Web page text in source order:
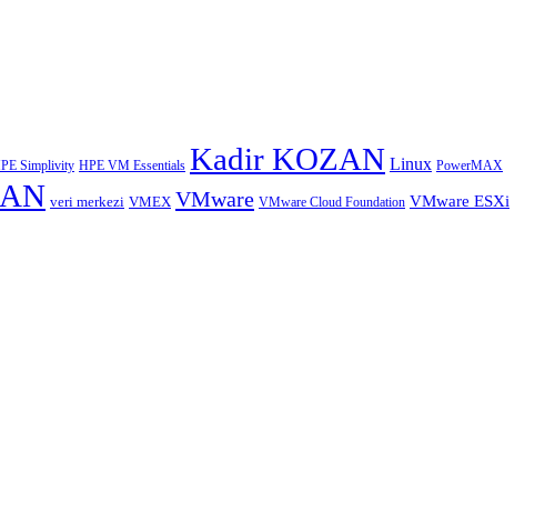
Simplivity HPE VM Essentials Kadir KOZAN Linux PowerMAX
veri merkezi VMEX VMware VMware Cloud Foundation VMware ESXi